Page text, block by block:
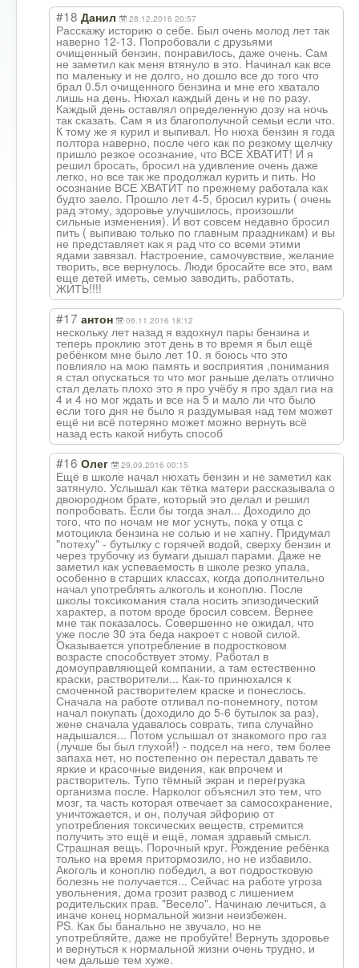
#18 Данил 28.12.2016 20:57
Расскажу историю о себе. Был очень молод лет так
наверно 12-13. Попробовали с друзьями
очищенный бензин, понравилось, даже очень. Сам
не заметил как меня втянуло в это. Начинал как все
по маленьку и не долго, но дошло все до того что
брал 0.5л очищенного бензина и мне его хватало
лишь на день. Нюхал каждый день и не по разу.
Каждый день оставлял определенную дозу на ночь
так сказать. Сам я из благополучной семьи если что.
К тому же я курил и выпивал. Но нюха бензин я года
полтора наверно, после чего как по резкому щелчку
пришло резкое осознание, что ВСЕ ХВАТИТ! И я
решил бросать, бросил на удивление очень даже
легко, но все так же продолжал курить и пить. Но
осознание ВСЕ ХВАТИТ по прежнему работала как
будто заело. Прошло лет 4-5, бросил курить ( очень
рад этому, здоровье улучшилось, произошли
сильные изменения). И вот совсем недавно бросил
пить ( выпиваю только по главным праздникам) и вы
не представляет как я рад что со всеми этими
ядами завязал. Настроение, самочувствие, желание
творить, все вернулось. Люди бросайте все это, вам
еще детей иметь, семью заводить, работать,
ЖИТЬ!!!!
#17 антон 06.11.2016 18:12
нескольку лет назад я вздохнул пары бензина и
теперь проклию этот день в то время я был ещё
ребёнком мне было лет 10. я боюсь что это
повлияло на мою память и восприятия ,понимания
я стал опускаться то что мог раньше делать отлично
стал делать плохо это я про учёбу я про здал гиа на
4 и 4 но мог ждать и все на 5 и мало ли что было
если того дня не было я раздумывая над тем может
ещё ни всё потеряно может можно вернуть всё
назад есть какой нибуть способ
#16 Олег 29.09.2016 00:15
Ещё в школе начал нюхать бензин и не заметил как
затянуло. Услышал как тётка матери рассказывала о
двоюродном брате, который это делал и решил
попробовать. Если бы тогда знал... Доходило до
того, что по ночам не мог уснуть, пока у отца с
мотоцикла бензина не солью и не хапну. Придумал
"потеху" - бутылку с горячей водой, сверху бензин и
через трубочку из бумаги дышал парами. Даже не
заметил как успеваемость в школе резко упала,
особенно в старших классах, когда дополнительно
начал употреблять алкоголь и коноплю. После
школы токсикомания стала носить эпизодический
характер, а потом вроде бросил совсем. Вернее
мне так показалось. Совершенно не ожидал, что
уже после 30 эта беда накроет с новой силой.
Оказывается употребление в подростковом
возрасте способствует этому. Работал в
домоуправляющей компании, а там естественно
краски, растворители... Как-то принюхался к
смоченной растворителем краске и понеслось.
Сначала на работе отливал по-понемногу, потом
начал покупать (доходило до 5-6 бутылок за раз),
жене сначала удавалось соврать, типа случайно
надышался... Потом услышал от знакомого про газ
(лучше бы был глухой!) - подсел на него, тем более
запаха нет, но постепенно он перестал давать те
яркие и красочные видения, как впрочем и
растворитель. Тупо тёмный экран и перегрузка
организма после. Нарколог объяснил это тем, что
мозг, та часть которая отвечает за самосохранение,
уничтожается, и он, получая эйфорию от
употребления токсических веществ, стремится
получить это ещё и ещё, ломая здравый смысл.
Страшная вещь. Порочный круг. Рождение ребёнка
только на время притормозило, но не избавило.
Акоголь и коноплю победил, а вот подростковую
болезнь не получается... Сейчас на работе угроза
увольнения, дома грозит развод с лишением
родительских прав. "Весело". Начинаю лечиться, а
иначе конец нормальной жизни неизбежен.
PS. Как бы банально не звучало, но не
употребляйте, даже не пробуйте! Вернуть здоровье
и вернуться к нормальной жизни очень трудно, и
чем дальше тем хуже.